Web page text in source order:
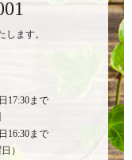
ます。
17:30まで
16:30まで
）